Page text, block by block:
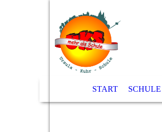
START SCHULE